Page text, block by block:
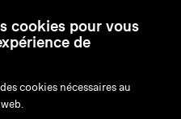
cookies pour vous
de
cookies nécessaires au